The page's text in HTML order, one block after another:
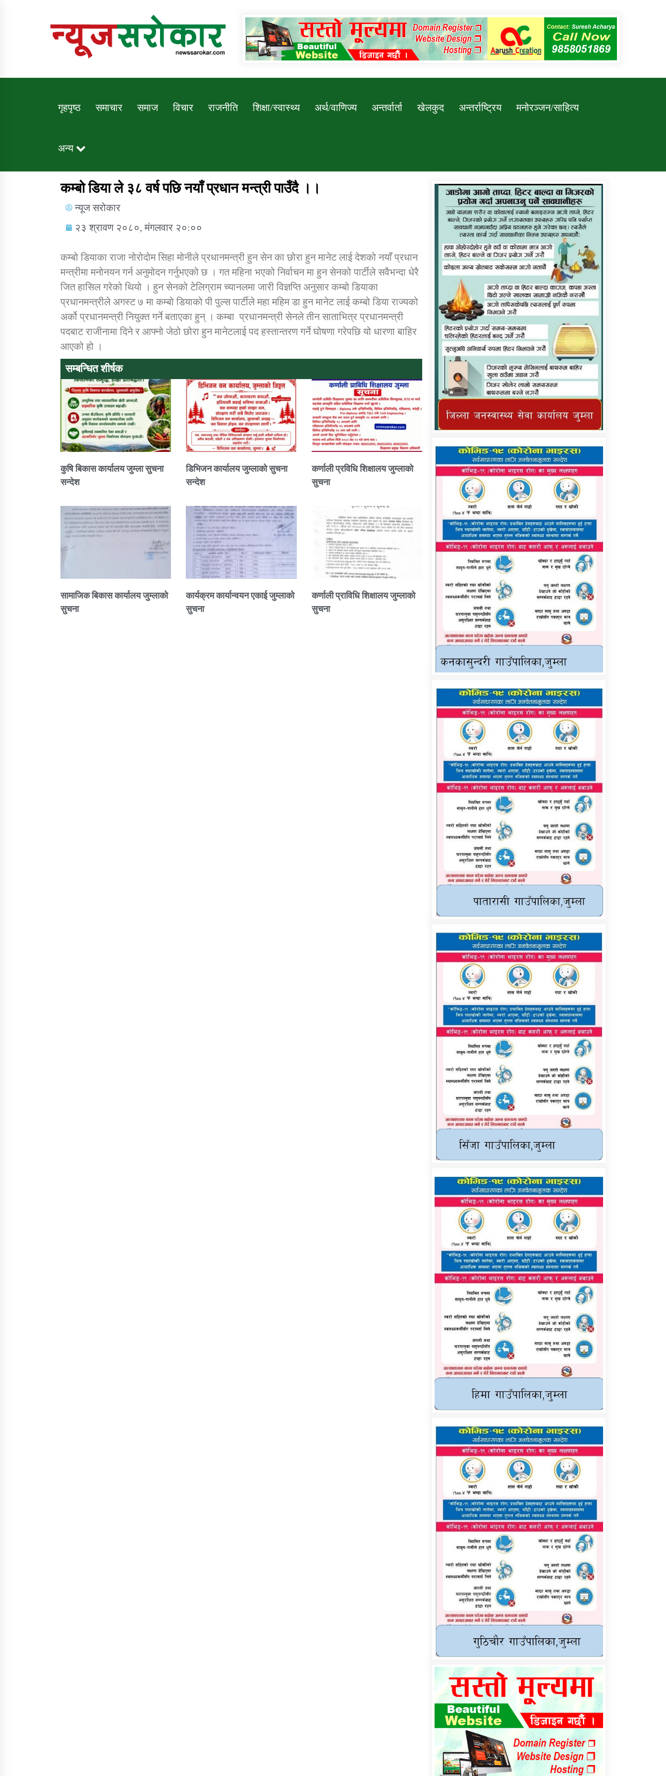
Newssarokar
गृहपृष्ठ समाचार समाज विचार राजनीति शिक्षा/स्वास्थ्य अर्थ/वाणिज्य अन्तर्वार्ता खेलकुद अन्तर्राष्ट्रिय मनोरञ्जन/साहित्य
अन्य
Trending Now
कर्णाली प्रविधि शिक्षालय जुम्लाको सुचना
सामाजिक बिकास कार्यालय जुम्लाकाे सुचना कार्यक्रम कार्यान्वयन एकाई जुम्लाको सुचना कर्णाली प्राविधि शिक्षालय जुम्लाको सुचना
तातोपानी गाउँपालिकाको न्यायिक समिति सम्बन्धी
सन्देश
तातोपानी गाउँपालिका जुम्लाको महिला तथा
लैङ्गिक हिंसा सम्बन्धी सूचना सन्देश
तातोपानी गाउँपालिका जुम्लाको महिनावारी
तातोपानी गाउँपालिका जुम्लाको बालविवाह सन्देश तातोपानी गाउँपालिका जुम्लाको सूचना
कम्बो डिया ले ३८ वर्ष पछि नयाँ प्रधान मन्त्री पाउँदै ।।
न्यूज सरोकार
२३ श्रावण २०८०, मंगलवार २०:००
कम्बो डियाका राजा नोरोदोम सिहा मोनीले प्रधानमन्त्री हुन सेन का छोरा हुन मानेट लाई देशको नयाँ प्रधान
मन्त्रीमा मनोनयन गर्न अनुमोदन गर्नुभएको छ । गत महिना भएको निर्वाचन मा हुन सेनको पार्टीले सवैभन्दा धेरै
जित हासिल गरेको थियो । हुन सेनको टेलिग्राम च्यानलमा जारी विज्ञप्ति अनुसार कम्बो डियाका
प्रधानमन्त्रीले अगस्ट ७ मा कम्बो डियाको पी पुल्स पार्टीले महा महिम डा हुन मानेट लाई कम्बो डिया राज्यको
अर्को प्रधानमन्त्री नियुक्त गर्ने बताएका हुन् । कम्बा प्रधानमन्त्री सेनले तीन साताभित्र प्रधानमन्त्री
पदबाट राजीनामा दिने र आफ्नो जेठो छोरा हुन मानेटलाई पद हस्तान्तरण गर्ने घोषणा गरेपछि यो धारणा बाहिर
आएको हो ।
सम्बन्धित शीर्षक
कुषि बिकास कार्यालय जुम्ला सुचना
सन्देश
डिभिजन कार्यालय जुम्लाको सुचना
सन्देश
कर्णाली प्रविधि शिक्षालय जुम्लाको
सुचना
सामाजिक बिकास कार्यालय जुम्लाकाे
सुचना
कार्यक्रम कार्यान्वयन एकाई जुम्लाको
सुचना
कर्णाली प्राविधि शिक्षालय जुम्लाको
सुचना